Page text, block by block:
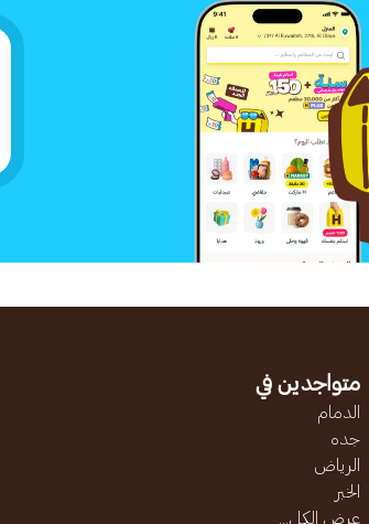
متواجدين في
الدمام
جده
الرياض
الخبر
عرض الكل...